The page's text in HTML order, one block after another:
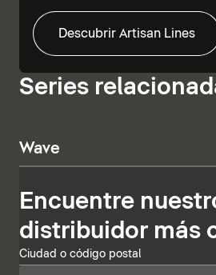
Descubrir Artisan Lines
Series
Wave
Encuentre
distribuidor más
Ciudad o código postal